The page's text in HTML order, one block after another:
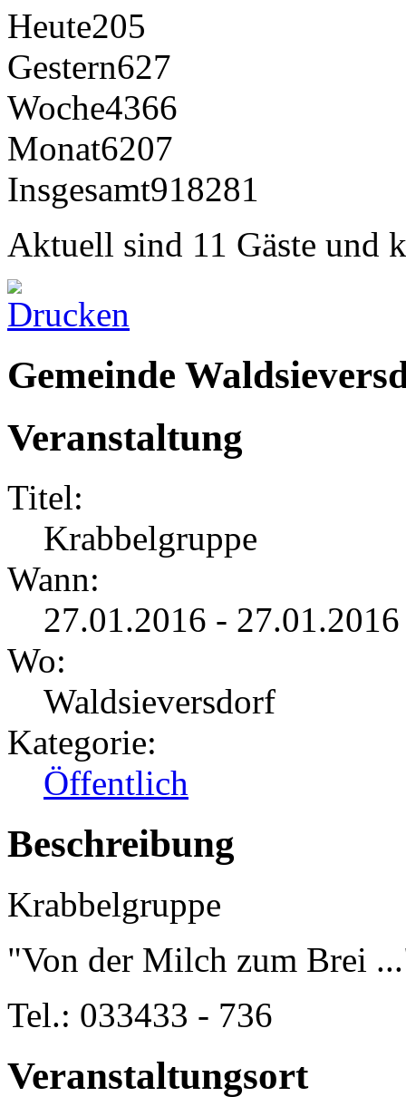
Heute205
Gestern627
Woche4366
Monat6207
Insgesamt918281
Aktuell sind 11 Gäste und
Gemeinde
Veranstaltung
Titel:
Krabbelgruppe
Wann:
27.01.2016 -
Wo:
Waldsieversdorf
Kategorie:
Öffentlich
Beschreibung
Krabbelgruppe
"Von der Milch zum Brei
Tel.: 033433 - 736
Veranstaltungsort